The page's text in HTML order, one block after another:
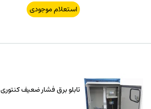
استعلام موجودی
تابلو برق فشار ضعیف کنتوری 2 واحد تکفاز